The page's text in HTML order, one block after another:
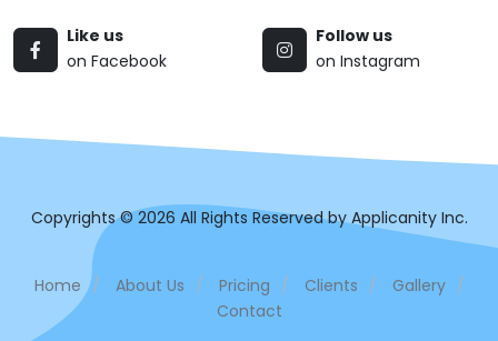
Like us
on Facebook
Follow us
on Instagram
Copyrights © 2026 All Rights Reserved by Applicanity Inc.
Home / About Us / Pricing / Clients / Gallery /
Contact